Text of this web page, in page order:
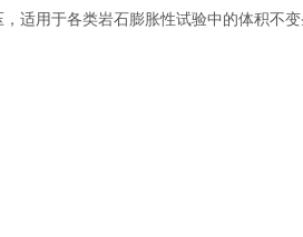
适用于各类岩石膨胀性试验中的体积不